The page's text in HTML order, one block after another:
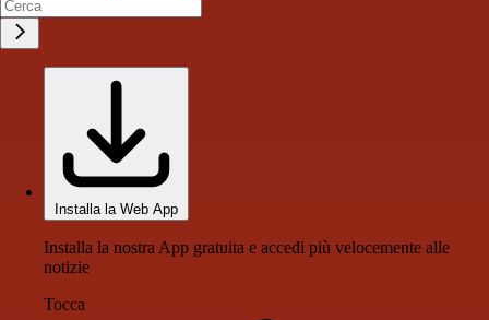
Installa la Web App
Installa la nostra App gratuita e accedi più velocemente alle
notizie
Tocca